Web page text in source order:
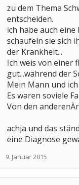
zu dem Thema
entscheiden.
ich habe auch
schaufeln sie sich
der Krankheit...
Ich weis von einer
gut...während der
Mein Mann und
Es waren soviele
Von den
achja und das
eine Diagnose
9. Januar 2015